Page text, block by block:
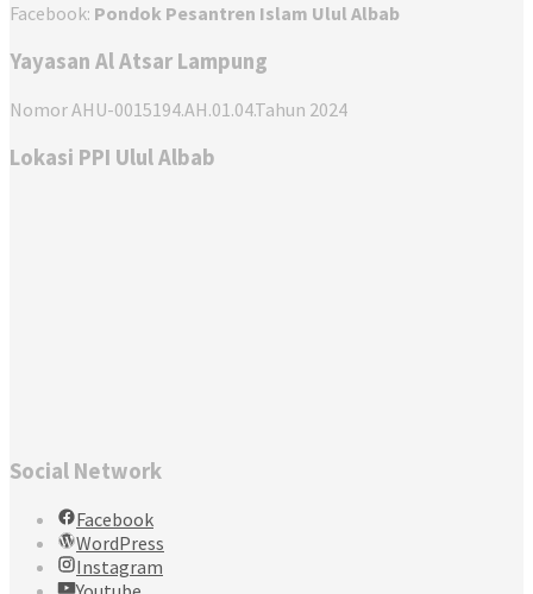
Facebook: Pondok Pesantren Islam Ulul Albab
Yayasan Al Atsar Lampung
Nomor AHU-0015194.AH.01.04.Tahun 2024
Lokasi PPI Ulul Albab
Social Network
Facebook
WordPress
Instagram